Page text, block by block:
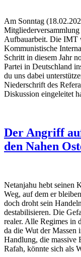
Am Sonntag
Aufbauarbeit. Die IMT
Kommunistische
Schritt in diesem Jahr
Partei in Deutschland
du uns dabei
Niederschrift des
Diskussion eingeleitet
Der Angriff
den Nahen
Netanjahu hebt seinen
Weg, auf dem er
doch droht sein
destabilisieren. Die
realer. Alle Regimes in
da die Wut der Massen
Handlung, die massive
Rafah, könnte sich als